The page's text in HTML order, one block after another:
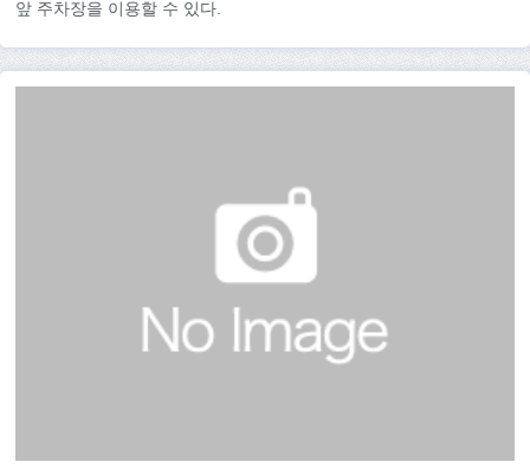
앞 주차장을 이용할 수 있다.